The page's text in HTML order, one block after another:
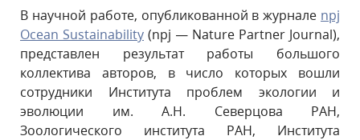
В научной работе, опубликованной в журнале npj
Ocean Sustainability (npj — Nature Partner Journal),
представлен результат работы большого
коллектива авторов, в число которых вошли
сотрудники Института проблем экологии и
эволюции им. А.Н. Северцова РАН,
Зоологического института РАН, Института